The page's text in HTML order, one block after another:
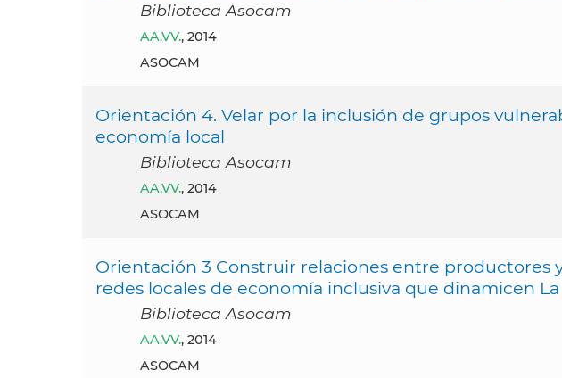
Biblioteca Asocam
AA.VV., 2014
ASOCAM
Orientación 4. Velar por la inclusión de grupos
economía local
Biblioteca Asocam
AA.VV., 2014
ASOCAM
Orientación 3 Construir relaciones entre productores
redes locales de economía inclusiva que dinamicen
Biblioteca Asocam
AA.VV., 2014
ASOCAM